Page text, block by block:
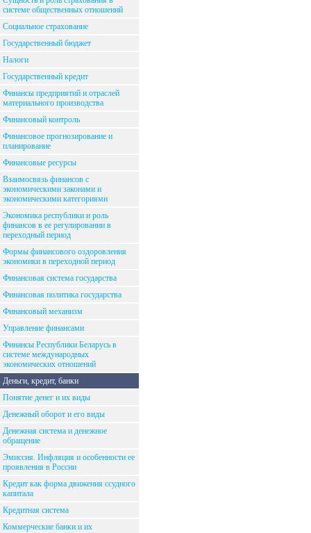
системе общественных отношений
Социальное страхование
Государственный бюджет
Налоги
Государственный кредит
Финансы предприятий и отраслей
материального производства
Финансовый контроль
Финансовое прогнозирование и
планирование
Финансовые ресурсы
Взаимосвязь финансов с
экономическими законами и
экономическими категориями
Экономика республики и роль
финансов в ее регулировании в
переходный период
Формы финансового оздоровления
экономики в переходной период
Финансовая система государства
Финансовая политика государства
Финансовый механизм
Управление финансами
Финансы Республики Беларусь в
системе международных
экономических отношений
Деньги, кредит, банки
Понятие денег и их виды
Денежный оборот и его виды
Денежная система и денежное
обращение
Эмиссия. Инфляция и особенности ее
проявления в России
Кредит как форма движения ссудного
капитала
Кредитная система
Коммерческие банки и их